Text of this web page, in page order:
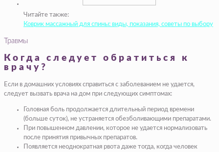
Читайте также:
Коврик массажный для спины: виды, показания, советы по выбору
Травмы
Когда следует обратиться к
врачу?
Если в домашних условиях справиться с заболеванием не удается,
следует вызвать врача на дом при следующих симптомах:
Головная боль продолжается длительный период времени
(больше суток), не устраняется обезболивающими препаратами.
При повышенном давлении, которое не удается нормализовать
после принятия привычных препаратов.
Появляется неоднократная рвота даже тогда, когда человек